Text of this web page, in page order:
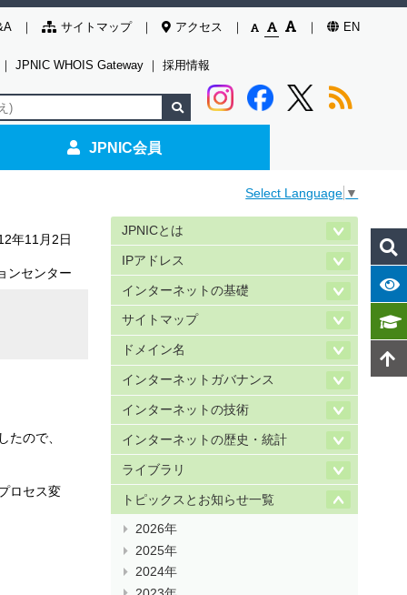
サイトマップ アクセス EN
｜ JPNIC WHOIS Gateway ｜ 採用情報
JPNIC会員
Select Language ▼
年11月2日
ンセンター
ので、
ロセス変
JPNICとは
IPアドレス
インターネットの基礎
サイトマップ
ドメイン名
インターネットガバナンス
インターネットの技術
インターネットの歴史・統計
ライブラリ
トピックスとお知らせ一覧
2026年
2025年
2024年